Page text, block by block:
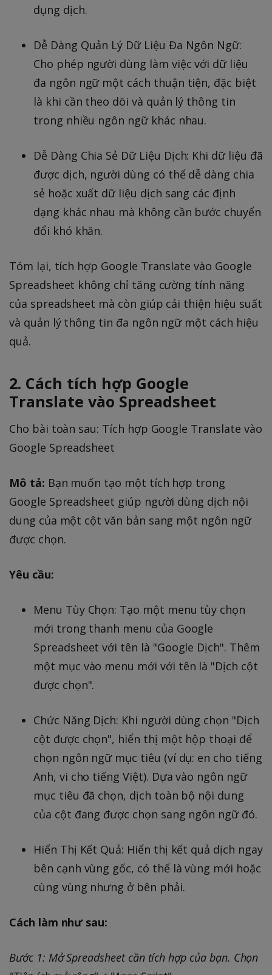
dụng dịch.
Dễ Dàng Quản Lý Dữ Liệu Đa Ngôn Ngữ:
Cho phép người dùng làm việc với dữ liệu
đa ngôn ngữ một cách thuận tiện, đặc biệt
là khi cần theo dõi và quản lý thông tin
trong nhiều ngôn ngữ khác nhau.
Dễ Dàng Chia Sẻ Dữ Liệu Dịch: Khi dữ liệu đã
được dịch, người dùng có thể dễ dàng chia
sẻ hoặc xuất dữ liệu dịch sang các định
dạng khác nhau mà không cần bước chuyển
đổi khó khăn.
Tóm lại, tích hợp Google Translate vào Google
Spreadsheet không chỉ tăng cường tính năng
của spreadsheet mà còn giúp cải thiện hiệu suất
và quản lý thông tin đa ngôn ngữ một cách hiệu
quả.
2. Cách tích hợp Google
Translate vào Spreadsheet
Cho bài toàn sau: Tích hợp Google Translate vào
Google Spreadsheet
Mô tả: Bạn muốn tạo một tích hợp trong
Google Spreadsheet giúp người dùng dịch nội
dung của một cột văn bản sang một ngôn ngữ
được chọn.
Yêu cầu:
Menu Tùy Chọn: Tạo một menu tùy chọn
mới trong thanh menu của Google
Spreadsheet với tên là "Google Dịch". Thêm
một mục vào menu mới với tên là "Dịch cột
được chọn".
Chức Năng Dịch: Khi người dùng chọn "Dịch
cột được chọn", hiển thị một hộp thoại để
chọn ngôn ngữ mục tiêu (ví dụ: en cho tiếng
Anh, vi cho tiếng Việt). Dựa vào ngôn ngữ
mục tiêu đã chọn, dịch toàn bộ nội dung
của cột đang được chọn sang ngôn ngữ đó.
Hiển Thị Kết Quả: Hiển thị kết quả dịch ngay
bên cạnh vùng gốc, có thể là vùng mới hoặc
cùng vùng nhưng ở bên phải.
Cách làm như sau:
Bước 1: Mở Spreadsheet cần tích hợp của bạn. Chọn